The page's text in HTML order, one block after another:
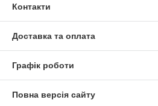
Контакти
Доставка та оплата
Графік роботи
Повна версія сайту